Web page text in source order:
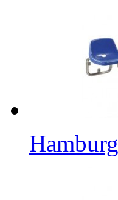
Hamburg